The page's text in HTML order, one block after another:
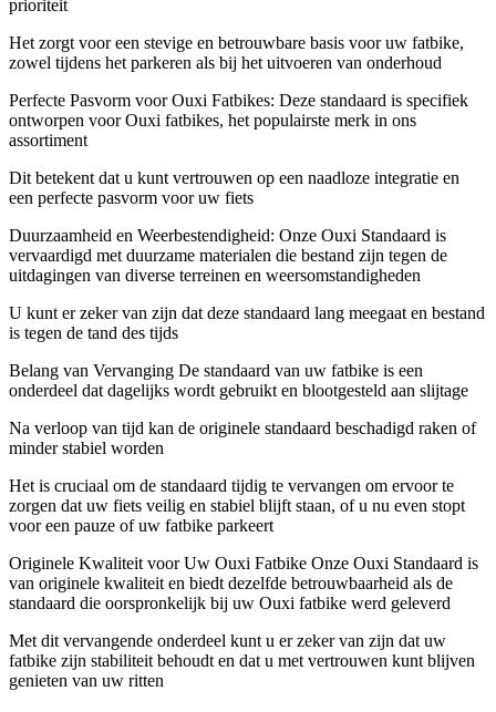
prioriteit
Het zorgt voor een stevige en betrouwbare basis voor uw fatbike,
zowel tijdens het parkeren als bij het uitvoeren van onderhoud
Perfecte Pasvorm voor Ouxi Fatbikes: Deze standaard is specifiek
ontworpen voor Ouxi fatbikes, het populairste merk in ons
assortiment
Dit betekent dat u kunt vertrouwen op een naadloze integratie en
een perfecte pasvorm voor uw fiets
Duurzaamheid en Weerbestendigheid: Onze Ouxi Standaard is
vervaardigd met duurzame materialen die bestand zijn tegen de
uitdagingen van diverse terreinen en weersomstandigheden
U kunt er zeker van zijn dat deze standaard lang meegaat en bestand
is tegen de tand des tijds
Belang van Vervanging De standaard van uw fatbike is een
onderdeel dat dagelijks wordt gebruikt en blootgesteld aan slijtage
Na verloop van tijd kan de originele standaard beschadigd raken of
minder stabiel worden
Het is cruciaal om de standaard tijdig te vervangen om ervoor te
zorgen dat uw fiets veilig en stabiel blijft staan, of u nu even stopt
voor een pauze of uw fatbike parkeert
Originele Kwaliteit voor Uw Ouxi Fatbike Onze Ouxi Standaard is
van originele kwaliteit en biedt dezelfde betrouwbaarheid als de
standaard die oorspronkelijk bij uw Ouxi fatbike werd geleverd
Met dit vervangende onderdeel kunt u er zeker van zijn dat uw
fatbike zijn stabiliteit behoudt en dat u met vertrouwen kunt blijven
genieten van uw ritten